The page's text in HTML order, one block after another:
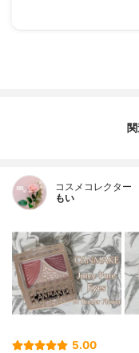
コスメコレクター
もい
5.00